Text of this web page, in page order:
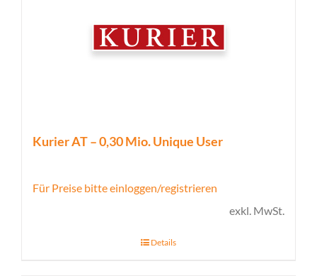
Kurier AT – 0,30 Mio. Unique User
Für Preise bitte einloggen/registrieren
exkl. MwSt.
Details